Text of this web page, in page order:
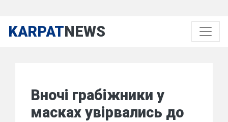
KARPATNEWS
Вночі грабіжники у
масках увірвались до